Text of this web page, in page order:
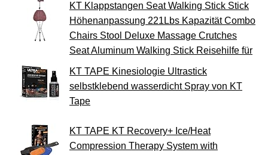
KT Klappstangen Seat Walking Stick Stick
Höhenanpassung 221Lbs Kapazität Combo
Chairs Stool Deluxe Massage Crutches
Seat Aluminum Walking Stick Reisehilfe für
KT TAPE Kinesiologie Ultrastick
selbstklebend wasserdicht Spray von KT
Tape
KT TAPE KT Recovery+ Ice/Heat
Compression Therapy System with